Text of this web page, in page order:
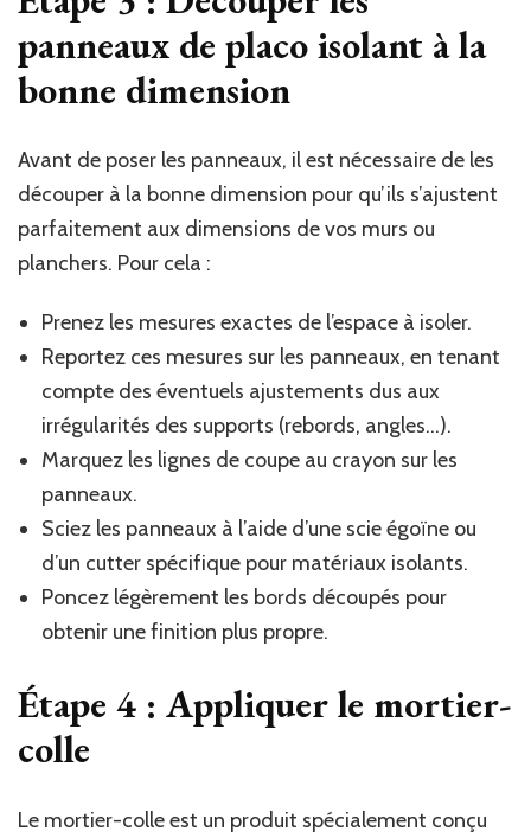
panneaux de placo isolant à la
bonne dimension
Avant de poser les panneaux, il est nécessaire de les
découper à la bonne dimension pour qu’ils s’ajustent
parfaitement aux dimensions de vos murs ou
planchers. Pour cela :
Prenez les mesures exactes de l’espace à isoler.
Reportez ces mesures sur les panneaux, en tenant
compte des éventuels ajustements dus aux
irrégularités des supports (rebords, angles…).
Marquez les lignes de coupe au crayon sur les
panneaux.
Sciez les panneaux à l’aide d’une scie égoïne ou
d’un cutter spécifique pour matériaux isolants.
Poncez légèrement les bords découpés pour
obtenir une finition plus propre.
Étape 4 : Appliquer le mortier-
colle
Le mortier-colle est un produit spécialement conçu